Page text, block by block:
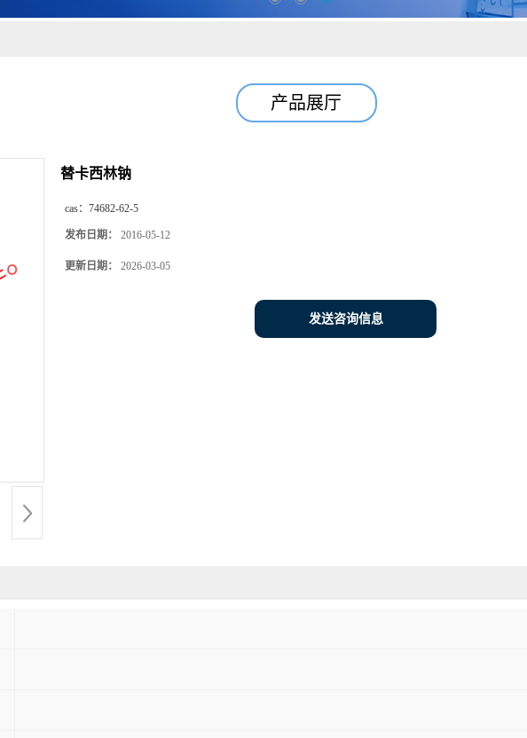
产品展厅
替卡西林钠
cas： 74682-62-5
发布日期： 2016-05-12
更新日期： 2026-03-05
发送咨询信息